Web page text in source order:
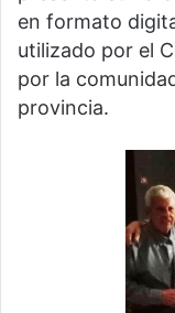
en formato
utilizado por el
por la
provincia.